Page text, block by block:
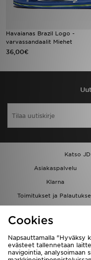
Havaianas Brazil Logo -
varvassandaalit Miehet
36,00€
Katso
Asiakaspalvelu
Klarna
Toimitukset ja
Löydä myymälä
Kumppanuusohjelma
Jalkapallo
Minun viestini
Asiakaspalvelu ja
Cookies
Napsauttamalla "Hyväksy
evästeet tallennetaan
navigointia, analysoimaan